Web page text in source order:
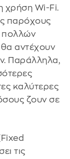
χρήση Wi-Fi.
παρόχους
πολλών
αντέχουν
Παράλληλα,
καλύτερες
ζουν σε
τις